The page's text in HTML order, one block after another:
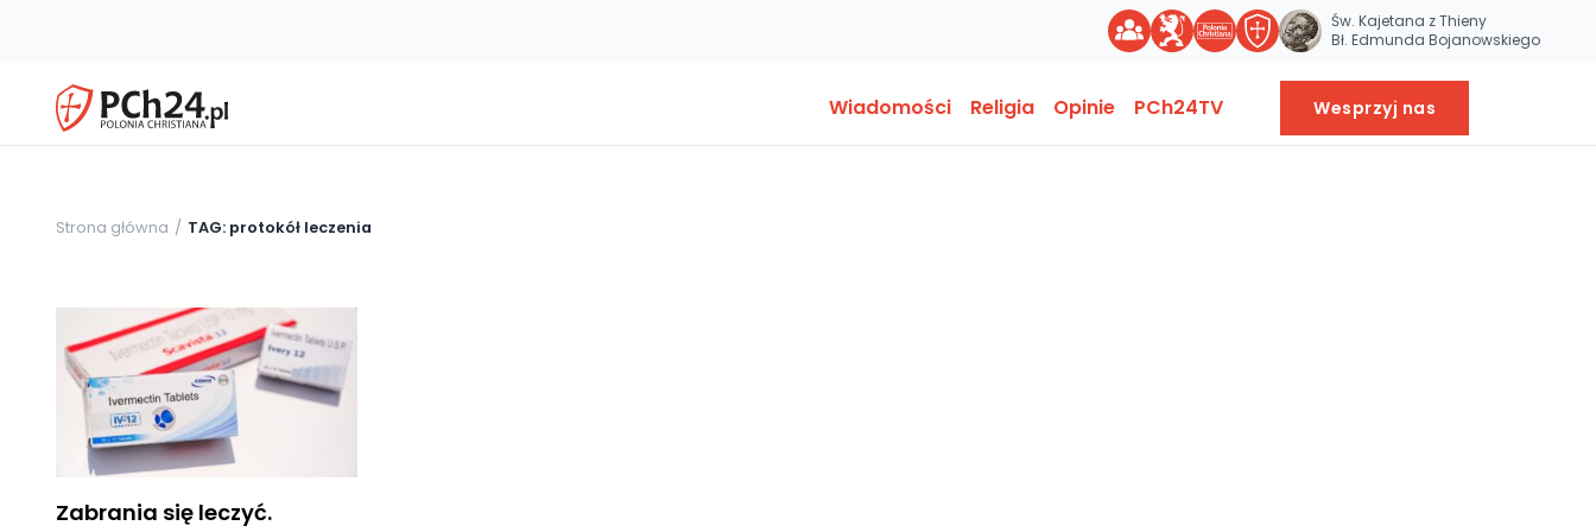
Św. Kajetana z Thieny
Bł. Edmunda Bojanowskiego
Wiadomości Religia Opinie PCh24TV Wesprzyj nas
Strona główna TAG: protokół leczenia
Zabrania się leczyć.